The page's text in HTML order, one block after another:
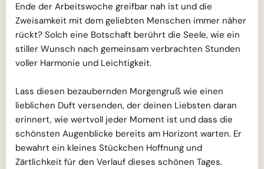
Ende der Arbeitswoche greifbar nah ist und die
Zweisamkeit mit dem geliebten Menschen immer näher
rückt? Solch eine Botschaft berührt die Seele, wie ein
stiller Wunsch nach gemeinsam verbrachten Stunden
voller Harmonie und Leichtigkeit.
Lass diesen bezaubernden Morgengruß wie einen
lieblichen Duft versenden, der deinen Liebsten daran
erinnert, wie wertvoll jeder Moment ist und dass die
schönsten Augenblicke bereits am Horizont warten. Er
bewahrt ein kleines Stückchen Hoffnung und
Zärtlichkeit für den Verlauf dieses schönen Tages.